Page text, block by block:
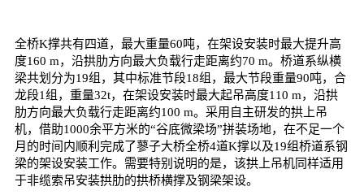
全桥K撑共有四道，最大重量60吨，在架设安装时最大提升高
度160 m，沿拱肋方向最大负载行走距离约70 m。桥道系纵横
梁共划分为19组，其中标准节段18组，最大节段重量90吨，合
龙段1组，重量32t，在架设安装时最大起吊高度110 m，沿拱
肋方向最大负载行走距离约100 m。采用自主研发的拱上吊
机，借助1000余平方米的“谷底微梁场”拼装场地，在不足一个
月的时间内顺利完成了蓼子大桥全桥4道K撑以及19组桥道系钢
梁的架设安装工作。需要特别说明的是，该拱上吊机同样适用
于非缆索吊安装拱肋的拱桥横撑及钢梁架设。